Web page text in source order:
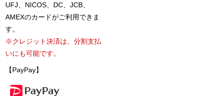
UFJ、NICOS、DC、JCB、
AMEXのカードがご利用できま
す。
※クレジット決済は、分割支払
いにも可能です。
【PayPay】